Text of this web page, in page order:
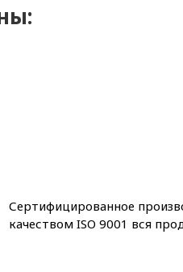
Сертифицированное
качеством ISO 9001 вся